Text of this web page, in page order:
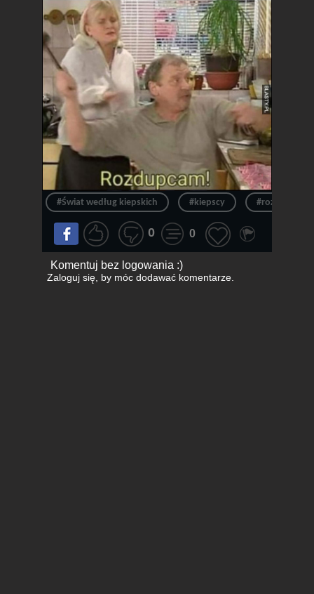
#Świat według kiepskich #kiepscy #rozkład
0 0
Komentuj bez logowania :)
Zaloguj się, by móc dodawać komentarze.